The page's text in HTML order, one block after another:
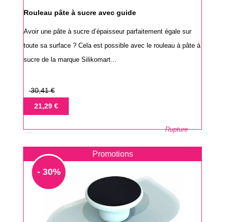
Rouleau pâte à sucre avec guide
Avoir une pâte à sucre d’épaisseur parfaitement égale sur
toute sa surface ? Cela est possible avec le rouleau à pâte à
sucre de la marque Silikomart...
Prix
base
30,41 €
Prix21,29 €
Rupture
Promotions
- 30%